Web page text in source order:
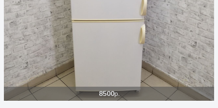
8500р.